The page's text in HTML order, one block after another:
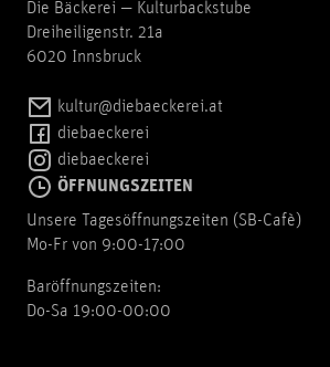
Die Bäckerei — Kulturbackstube
Dreiheiligenstr. 21a
6020 Innsbruck
kultur@diebaeckerei.at
diebaeckerei
diebaeckerei
ÖFFNUNGSZEITEN
Unsere Tagesöffnungszeiten (SB-Cafè)
Mo-Fr von 9:00-17:00
Baröffnungszeiten:
Do-Sa 19:00-00:00